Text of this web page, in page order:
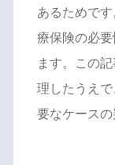
あるためで
療保険の必
ます。この
理したうえ
要なケースの